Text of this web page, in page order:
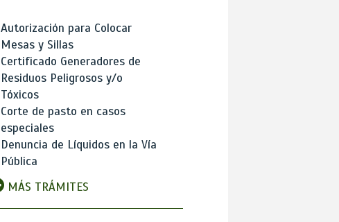
Autorización para Colocar
Mesas y Sillas
Certificado Generadores de
Residuos Peligrosos y/o
Tóxicos
Corte de pasto en casos
especiales
Denuncia de Líquidos en la Vía
Pública
MÁS TRÁMITES